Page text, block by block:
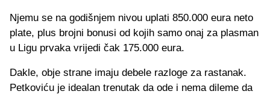
Njemu se na godišnjem nivou uplati 850.000 eura neto
plate, plus brojni bonusi od kojih samo onaj za plasman
u Ligu prvaka vrijedi čak 175.000 eura.
Dakle, obje strane imaju debele razloge za rastanak.
Petkoviću je idealan trenutak da ode i nema dileme da